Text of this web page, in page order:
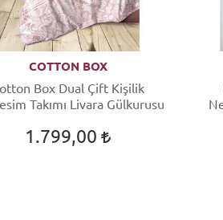
COTTON BOX
Box Dual Çift Kişilik
Takımı Livara Gülkurusu
1.799,00